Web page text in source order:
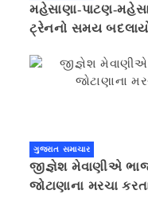
મહેસાણા-પાટણ-
ટ્રેનનો સમય
ગુજરાત સમાચાર
જીજ્ઞેશ મેવાણીએ
જોટાણાના મરચા